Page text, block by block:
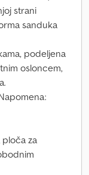
strani
sanduka
podeljena
osloncem,
ploča za